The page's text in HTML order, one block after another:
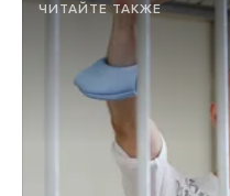
ЧИТАЙТЕ ТАКЖЕ